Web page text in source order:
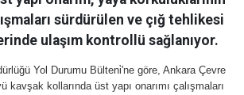
sürdürülen ve çığ tehlikesi
ulaşım kontrollü sağlanıyor.
Yol Durumu Bülteni̇'ne göre, Ankara Çevre
kavşak kollarında üst yapı onarımı çalışmaları